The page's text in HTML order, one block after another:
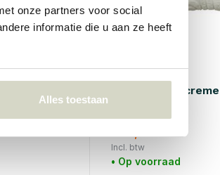
onze partners voor social
informatie die u aan ze heeft
Alles toestaan
Nordal
Tufe kussen
€80,95
Incl. btw
• Op voorraad